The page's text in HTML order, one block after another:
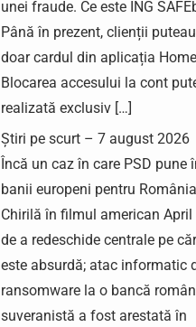
unei fraude. Ce este ING
Până în prezent, clienții
doar cardul din aplicația
Blocarea accesului la cont
realizată exclusiv […]
Știri pe scurt – 7 august 2026
Încă un caz în care PSD pune
banii europeni pentru
Chirilă în filmul american April
de a redeschide centrale pe
este absurdă; atac informatic
ransomware la o bancă
suveranistă a fost arestată în